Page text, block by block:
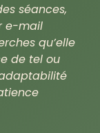
séances,
e-mail
qu’elle
de tel ou